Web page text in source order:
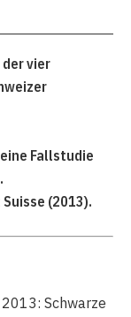
vier
Fallstudie
(2013).
Schwarze